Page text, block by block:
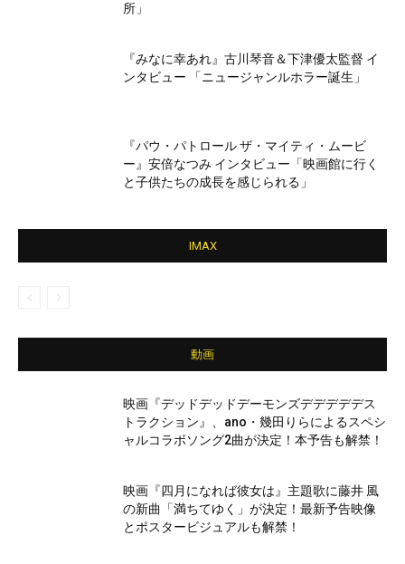
所」
『みなに幸あれ』古川琴音＆下津優太監督 イ
ンタビュー 「ニュージャンルホラー誕生」
『パウ・パトロール ザ・マイティ・ムービ
ー』安倍なつみ インタビュー「映画館に行く
と子供たちの成長を感じられる」
IMAX
動画
映画『デッドデッドデーモンズデデデデデス
トラクション』、ano・幾田りらによるスペシ
ャルコラボソング2曲が決定！本予告も解禁！
映画『四月になれば彼女は』主題歌に藤井 風
の新曲「満ちてゆく」が決定！最新予告映像
とポスタービジュアルも解禁！